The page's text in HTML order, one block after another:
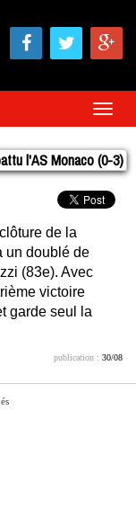
Toggle
l'AS Monaco (0-3)
de la
un doublé de
(83e). Avec
victoire
garde seul la
publication : 30/08